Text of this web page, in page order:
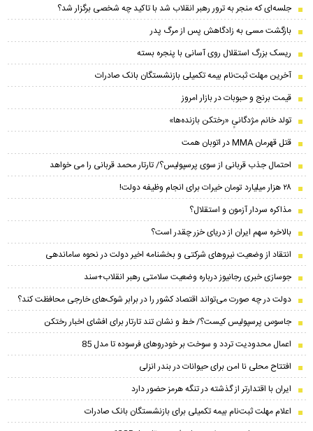
جلسه‌ای که منجر به ترور رهبر انقلاب شد با تاکید چه شخصی برگزار شد؟
بازگشت مسی به زادگاهش پس از مرگ پدر
ریسک بزرگ استقلال روی آسانی با پنجره بسته
آخرین مهلت ثبت‌نام بیمه تکمیلی بازنشستگان بانک صادرات
قیمت برنج و حبوبات در بازار امروز
تولد خانم مژدگانیِِ «رختکن بازنده‌ها»
قتل قهرمان MMA در اتوبان همت
احتمال جذب قربانی از سوی پرسپولیس؟/ تارتار محمد قربانی را می خواهد
۲۸ هزار میلیارد تومان خیرات برای انجام وظیفه دولت!
مذاکره سردار آزمون و استقلال؟
بالاخره سهم ایران از دریای خزر چقدر است؟
انتقاد از وضعیت نیروهای شرکتی و بخشنامه اخیر دولت در نحوه ساماندهی
جوسازی خبری رجانیوز درباره وضعیت سلامتی رهبر انقلاب+سند
دولت در چه صورت می‌تواند اقتصاد کشور را در برابر شوک‌های خارجی محافظت کند؟
جاسوس پرسپولیس کیست؟/ خط و نشان تند تارتار برای افشای اخبار رختکن
اعمال محدودیت تردد و سوخت‌ بر خودروهای فرسوده تا مدل 85
افتتاح محلی نا امن برای حیوانات در بندر انزلی
ایران با اقتدارتر از گذشته در تنگه هرمز حضور دارد
اعلام مهلت ثبت‌نام بیمه تکمیلی برای بازنشستگان بانک صادرات